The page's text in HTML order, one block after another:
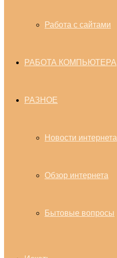
Работа с сайтами
РАБОТА КОМПЬЮТЕРА
РАЗНОЕ
Новости интернета
Обзор интернета
Бытовые вопросы